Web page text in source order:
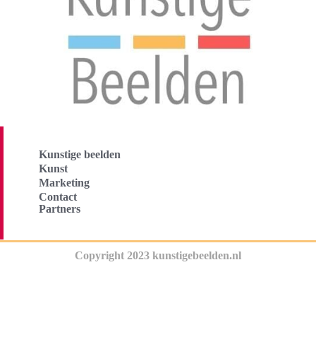
Kunstige beelden
Kunst
Marketing
Contact
Partners
Copyright 2023 kunstigebeelden.nl